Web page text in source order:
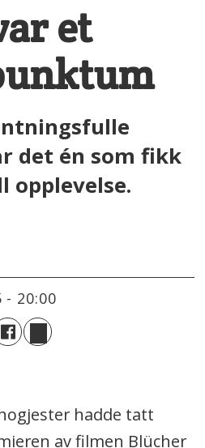
et
det én som fikk
opplevelse.
- 20:00
hadde tatt
av filmen Blücher